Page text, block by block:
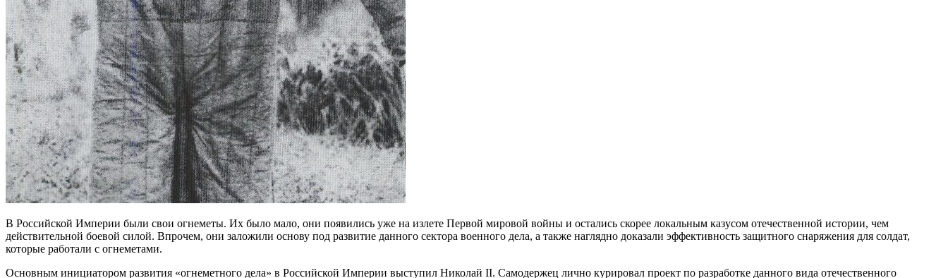
В Российской Империи были свои огнеметы. Их было мало, они появились уже на излете Первой мировой войны и остались скорее локальным казусом отечественной истории, чем
действительной боевой силой. Впрочем, они заложили основу под развитие данного сектора военного дела, а также наглядно доказали эффективность защитного снаряжения для солдат,
которые работали с огнеметами.
Основным инициатором развития «огнеметного дела» в Российской Империи выступил Николай II. Самодержец лично курировал проект по разработке данного вида отечественного